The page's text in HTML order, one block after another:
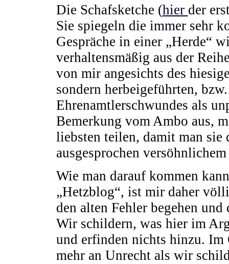
Die Schafsketche (hier der
Sie spiegeln die immer sehr
Gespräche in einer „Herde“
verhaltensmäßig aus der
von mir angesichts des
sondern herbeigeführten,
Ehrenamtlerschwundes als
Bemerkung vom Ambo aus,
liebsten teilen, damit man
ausgesprochen
Wie man darauf kommen
„Hetzblog“, ist mir daher
den alten Fehler begehen
Wir schildern, was hier im
und erfinden nichts hinzu. Im
mehr an Unrecht als wir